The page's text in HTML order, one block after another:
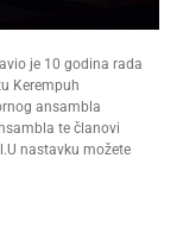
je 10 godina rada
Kerempuh
ansambla
te članovi
nastavku možete